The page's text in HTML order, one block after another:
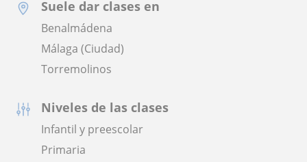
Suele dar clases en
Benalmádena
Málaga (Ciudad)
Torremolinos
Niveles de las clases
Infantil y preescolar
Primaria